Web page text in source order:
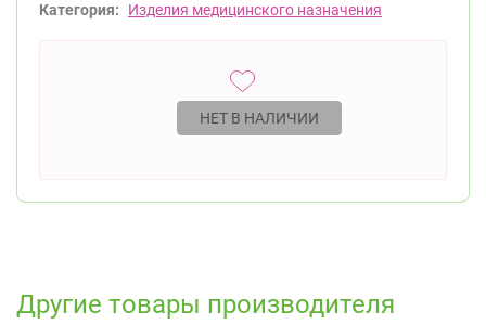
Категория: Изделия медицинского назначения
НЕТ В НАЛИЧИИ
Другие товары производителя